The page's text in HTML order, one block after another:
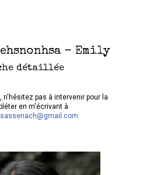
- Emily
détaillée
n'hésitez pas à intervenir pour la
en m'écrivant à